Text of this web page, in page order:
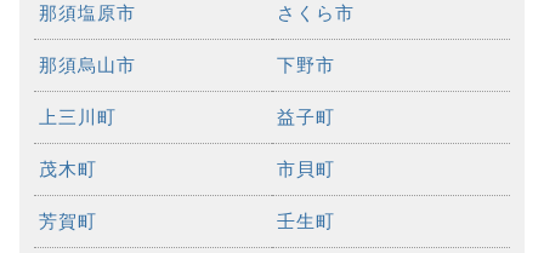
那須塩原市 さくら市
那須烏山市 下野市
上三川町 益子町
茂木町 市貝町
芳賀町 壬生町